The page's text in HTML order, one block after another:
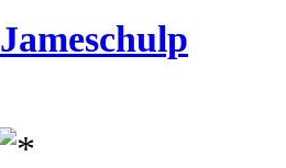
Jameschulp